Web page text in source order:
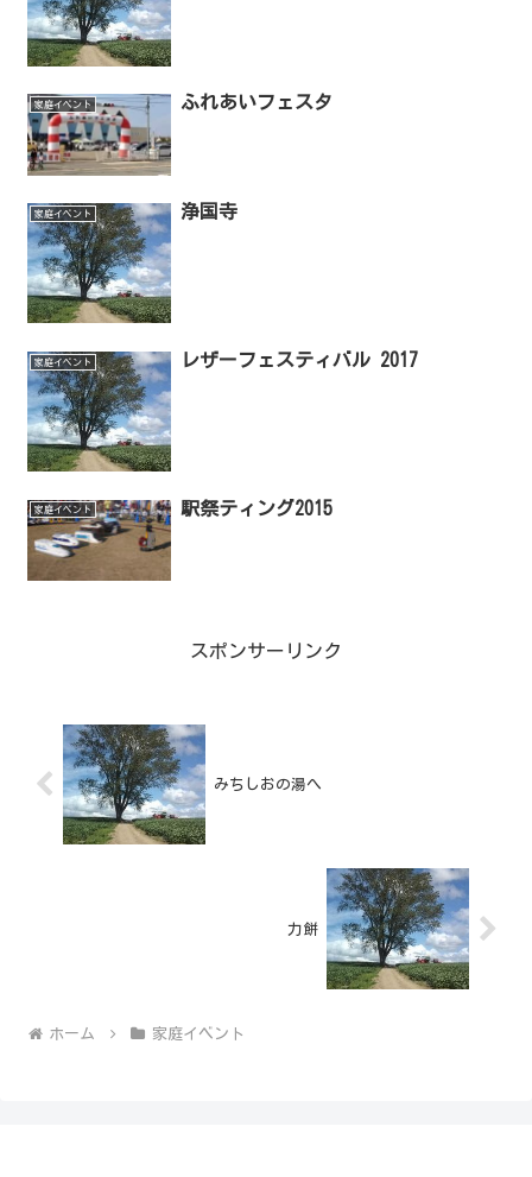
家庭イベント ふれあいフェスタ
家庭イベント 浄国寺
家庭イベント レザーフェスティバル 2017
家庭イベント 駅祭ティング2015
スポンサーリンク
みちしおの湯へ
力餅
ホーム 家庭イベント